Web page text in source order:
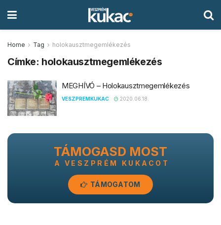
Home Tag holokausztmegemlékezés
Címke: holokausztmegemlékezés
MEGHÍVÓ – Holokausztmegemlékezés
VESZPREMKUKAC 2020.06.18.
TÁMOGASD MOST
A VESZPRÉM KUKACOT
TÁMOGATOM